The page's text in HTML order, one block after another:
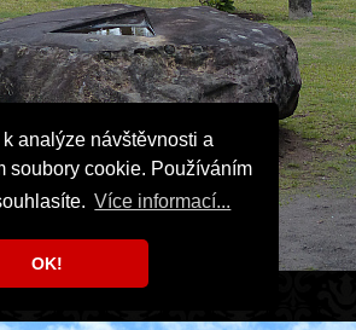
analýze návštěvnosti a
soubory cookie. Používáním
Více informací...
OK!
Marae Taputapuatea.